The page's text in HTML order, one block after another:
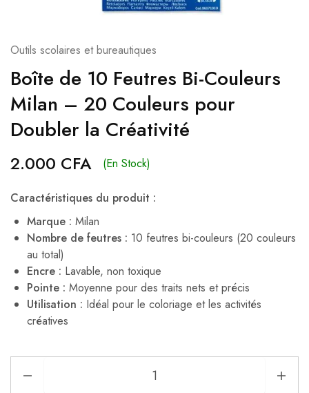
Outils scolaires et bureautiques
Boîte de 10 Feutres Bi-Couleurs
Milan – 20 Couleurs pour
Doubler la Créativité
2.000 CFA (En Stock)
Caractéristiques du produit :
Marque : Milan
Nombre de feutres : 10 feutres bi-couleurs (20 couleurs
au total)
Encre : Lavable, non toxique
Pointe : Moyenne pour des traits nets et précis
Utilisation : Idéal pour le coloriage et les activités
créatives